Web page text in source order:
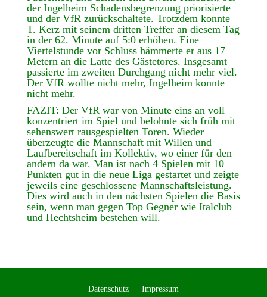
der Ingelheim Schadensbegrenzung priorisierte
und der VfR zurückschaltete. Trotzdem konnte
T. Kerz mit seinem dritten Treffer an diesem Tag
in der 62. Minute auf 5:0 erhöhen. Eine
Viertelstunde vor Schluss hämmerte er aus 17
Metern an die Latte des Gästetores. Insgesamt
passierte im zweiten Durchgang nicht mehr viel.
Der VfR wollte nicht mehr, Ingelheim konnte
nicht mehr.
FAZIT: Der VfR war von Minute eins an voll
konzentriert im Spiel und belohnte sich früh mit
sehenswert rausgespielten Toren. Wieder
überzeugte die Mannschaft mit Willen und
Laufbereitschaft im Kollektiv, wo einer für den
andern da war. Man ist nach 4 Spielen mit 10
Punkten gut in die neue Liga gestartet und zeigte
jeweils eine geschlossene Mannschaftsleistung.
Dies wird auch in den nächsten Spielen die Basis
sein, wenn man gegen Top Gegner wie Italclub
und Hechtsheim bestehen will.
Datenschutz Impressum